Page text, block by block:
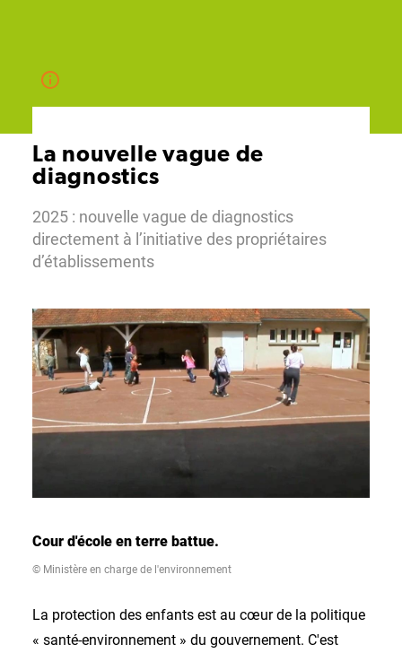
La nouvelle vague de
diagnostics
2025 : nouvelle vague de diagnostics
directement à l’initiative des propriétaires
d’établissements
Cour d'école en terre battue.
© Ministère en charge de l'environnement
La protection des enfants est au cœur de la politique
« santé-environnement » du gouvernement. C'est